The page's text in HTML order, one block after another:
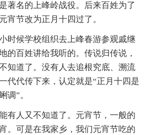
著名的上峰岭战役。后来百姓为了
宵节改为正月十四过了。
时候学校组织去上峰春游参观戚继
的百姓讲给我听的。传说归传说，
知道了。没有人去追根究底、溯流
代代传下来，认定就是“正月十四是
调”。
有人又不知道了。元宵节，一般的
。可是在我家乡，我们元宵节吃的